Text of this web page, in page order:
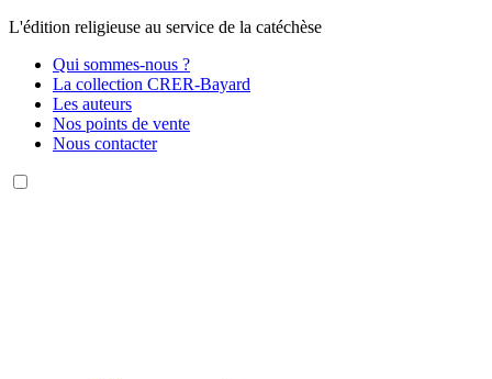
L'édition religieuse au service de la catéchèse
Qui sommes-nous ?
La collection CRER-Bayard
Les auteurs
Nos points de vente
Nous contacter